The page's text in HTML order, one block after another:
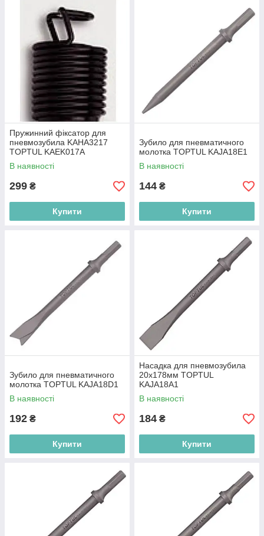
Пружинний фіксатор для
пневмозубила KAHA3217
TOPTUL KAEK017A
В наявності
299 ₴
Купити
Зубило для пневматичного
молотка TOPTUL KAJA18E1
В наявності
144 ₴
Купити
Зубило для пневматичного
молотка TOPTUL KAJA18D1
В наявності
192 ₴
Купити
Насадка для пневмозубила
20х178мм TOPTUL
KAJA18A1
В наявності
184 ₴
Купити